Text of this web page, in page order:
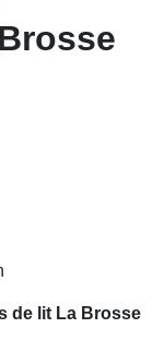
de lit La Brosse